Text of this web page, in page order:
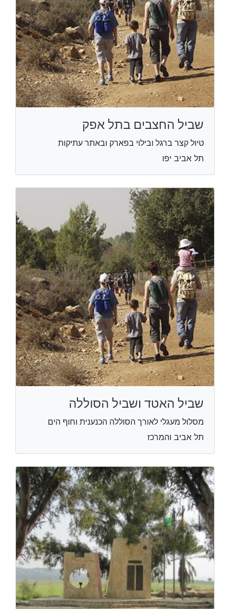
שביל החצבים בתל אפק
טיול קצר ברגל ובילוי בפארק ובאתר עתיקות
תל אביב יפו
שביל האטד ושביל הסוללה
מסלול מעגלי לאורך הסוללה הכנענית וחוף הים
תל אביב והמרכז